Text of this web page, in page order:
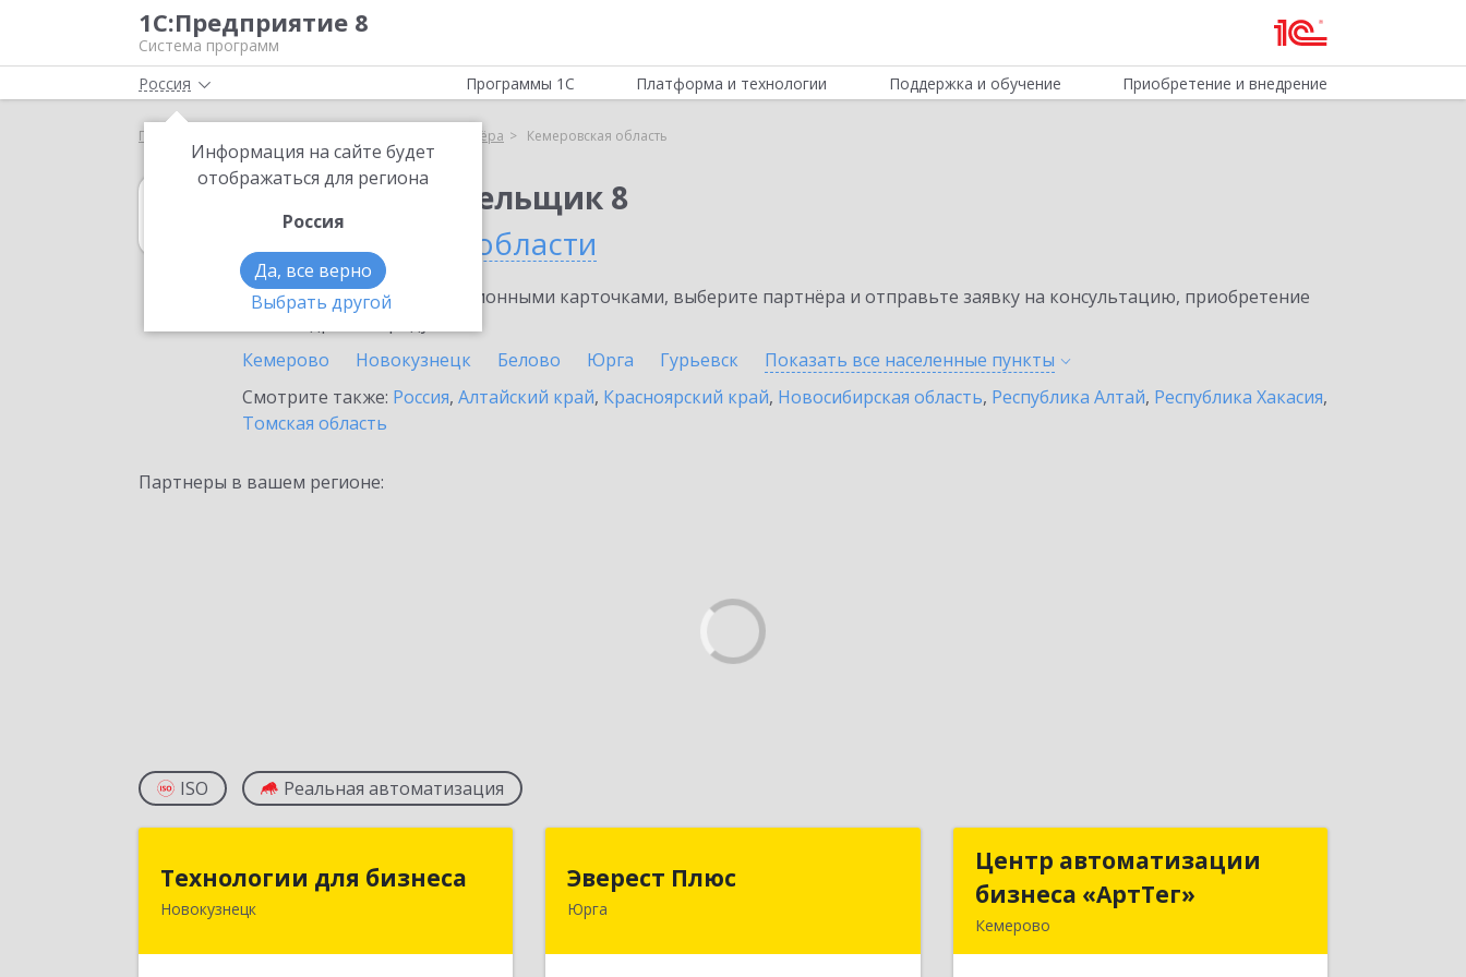
1С:Предприятие 8
Система программ
Россия
Информация на сайте будет
отображаться для региона
Россия
Да, все верно
Выбрать другой
Программы 1С Платформа и технологии Поддержка и обучение Приобретение и внедрение
Главная Выбор партнёра Кемеровская область
1С:Налогоплательщик 8
в Кемеровской области
Ознакомьтесь с информационными карточками, выберите партнёра и отправьте заявку на консультацию, приобретение
Кемерово
Новокузнецк Белово Юрга Гурьевск Показать все населенные пункты
Смотрите также: Россия, Алтайский край, Красноярский край, Новосибирская область, Республика Алтай, Республика Хакасия,
Томская область
Партнеры в вашем регионе:
ISO Реальная автоматизация
Технологии для бизнеса
Новокузнецк
Технологии для бизнеса
Эверест Плюс
Юрга
Центр автоматизации
бизнеса «АртТег»
Кемерово
Центр автоматизации
бизнеса «АртТег»